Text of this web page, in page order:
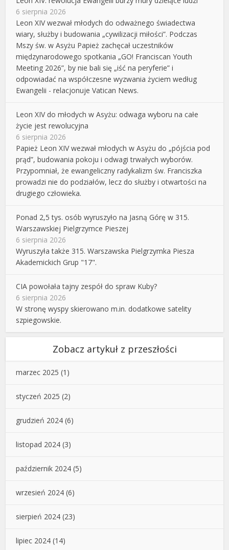
6 sierpnia 2026
Leon XIV wezwał młodych do odważnego świadectwa
wiary, służby i budowania „cywilizacji miłości”. Podczas
Mszy św. w Asyżu Papież zachęcał uczestników
międzynarodowego spotkania „GO! Franciscan Youth
Meeting 2026”, by nie bali się „iść na peryferie” i
odpowiadać na współczesne wyzwania życiem według
Ewangelii - relacjonuje Vatican News.
Leon XIV do młodych w Asyżu: odwaga wyboru na całe
życie jest rewolucyjna
6 sierpnia 2026
Papież Leon XIV wezwał młodych w Asyżu do „pójścia pod
prąd”, budowania pokoju i odwagi trwałych wyborów.
Przypomniał, że ewangeliczny radykalizm św. Franciszka
prowadzi nie do podziałów, lecz do służby i otwartości na
drugiego człowieka.
Ponad 2,5 tys. osób wyruszyło na Jasną Górę w 315.
Warszawskiej Pielgrzymce Pieszej
6 sierpnia 2026
Wyruszyła także 315. Warszawska Pielgrzymka Piesza
Akademickich Grup "17".
CIA powołała tajny zespół do spraw Kuby?
6 sierpnia 2026
W stronę wyspy skierowano m.in. dodatkowe satelity
szpiegowskie.
Zobacz artykuł z przeszłości
marzec 2025 (1)
styczeń 2025 (2)
grudzień 2024 (6)
listopad 2024 (3)
październik 2024 (5)
wrzesień 2024 (6)
sierpień 2024 (23)
lipiec 2024 (14)